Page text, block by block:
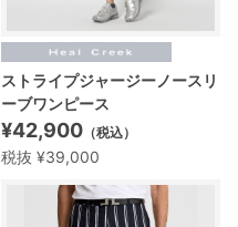
ストライプジャージーノースリ
ーブワンピース
¥42,900 （税込）
税抜 ¥39,000